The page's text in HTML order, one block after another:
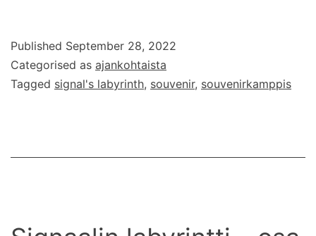
Published September 28, 2022
Categorised as ajankohtaista
Tagged signal's labyrinth, souvenir, souvenirkamppis